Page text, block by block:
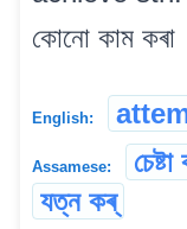
কোনো কাম কৰা
English:
Assamese:
যত্ন কৰ্